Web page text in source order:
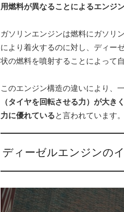
用燃料が異なることによるエンジ
ガソリンエンジンは燃料にガソリ
により着火するのに対し、ディー
状の燃料を噴射することによって
このエンジン構造の違いにより、
（タイヤを回転させる力）が大
力に優れていると言われています。
ディーゼルエンジンの